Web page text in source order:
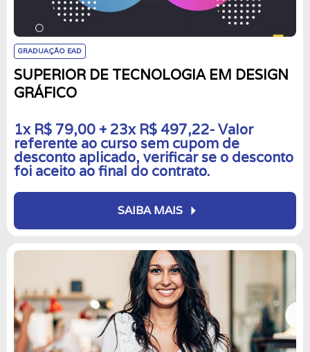
GRADUAÇÃO EAD
SUPERIOR DE TECNOLOGIA EM DESIGN
GRÁFICO
1x R$ 79,00 + 23x R$ 497,22- Valor
referente ao curso sem cupom de
desconto aplicado, verificar se o desconto
foi aceito ao final do contrato.
SAIBA MAIS arrow_right